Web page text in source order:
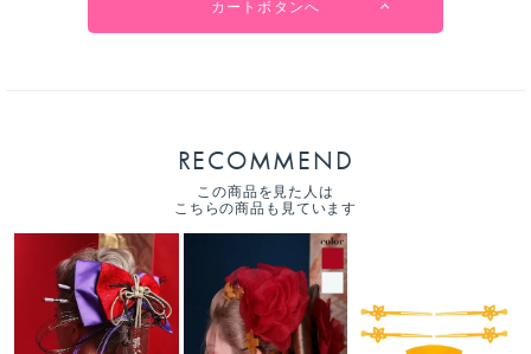
カートボタンへ
RECOMMEND
この商品を見た人は
こちらの商品も見ています